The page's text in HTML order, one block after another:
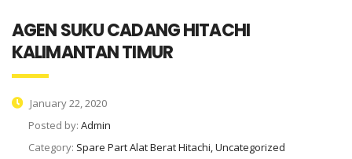
AGEN SUKU CADANG HITACHI
KALIMANTAN TIMUR
January 22, 2020
Posted by: Admin
Category: Spare Part Alat Berat Hitachi, Uncategorized